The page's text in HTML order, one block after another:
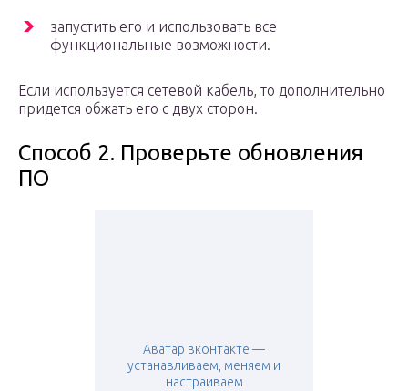
запустить его и использовать все
функциональные возможности.
Если используется сетевой кабель, то дополнительно
придется обжать его с двух сторон.
Способ 2. Проверьте обновления
ПО
Аватар вконтакте —
устанавливаем, меняем и
настраиваем